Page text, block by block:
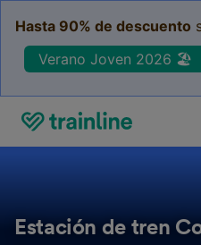
Hasta 90% de descuento
Verano Joven 2026 🏖️
Estación de tren